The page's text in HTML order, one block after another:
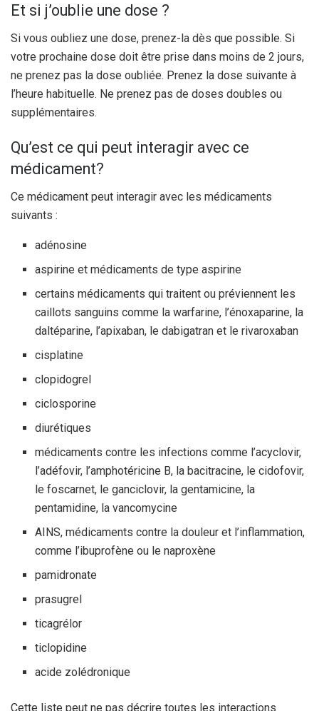
Et si j’oublie une dose ?
Si vous oubliez une dose, prenez-la dès que possible. Si
votre prochaine dose doit être prise dans moins de 2 jours,
ne prenez pas la dose oubliée. Prenez la dose suivante à
l’heure habituelle. Ne prenez pas de doses doubles ou
supplémentaires.
Qu’est ce qui peut interagir avec ce
médicament?
Ce médicament peut interagir avec les médicaments
suivants :
adénosine
aspirine et médicaments de type aspirine
certains médicaments qui traitent ou préviennent les
caillots sanguins comme la warfarine, l’énoxaparine, la
daltéparine, l’apixaban, le dabigatran et le rivaroxaban
cisplatine
clopidogrel
ciclosporine
diurétiques
médicaments contre les infections comme l’acyclovir,
l’adéfovir, l’amphotéricine B, la bacitracine, le cidofovir,
le foscarnet, le ganciclovir, la gentamicine, la
pentamidine, la vancomycine
AINS, médicaments contre la douleur et l’inflammation,
comme l’ibuprofène ou le naproxène
pamidronate
prasugrel
ticagrélor
ticlopidine
acide zolédronique
Cette liste peut ne pas décrire toutes les interactions